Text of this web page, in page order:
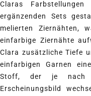
Claras
ergänzenden Sets
melierten Ziernähten,
einfarbige Ziernähte
Clara zusätzliche Tiefe
einfarbigen Garnen
Stoff, der je nach
Erscheinungsbild